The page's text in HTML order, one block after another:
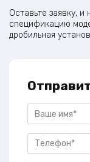
Оставьте заявку,
спецификацию
дробильная